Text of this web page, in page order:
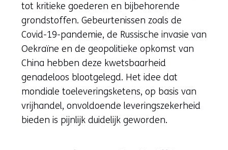
tot kritieke goederen en bijbehorende
grondstoffen. Gebeurtenissen zoals de
Covid-19-pandemie, de Russische invasie van
Oekraïne en de geopolitieke opkomst van
China hebben deze kwetsbaarheid
genadeloos blootgelegd. Het idee dat
mondiale toeleveringsketens, op basis van
vrijhandel, onvoldoende leveringszekerheid
bieden is pijnlijk duidelijk geworden.